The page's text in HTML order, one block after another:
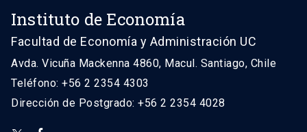
Instituto de Economía
Facultad de Economía y Administración UC
Avda. Vicuña Mackenna 4860, Macul. Santiago, Chile
Teléfono: +56 2 2354 4303
Dirección de Postgrado: +56 2 2354 4028